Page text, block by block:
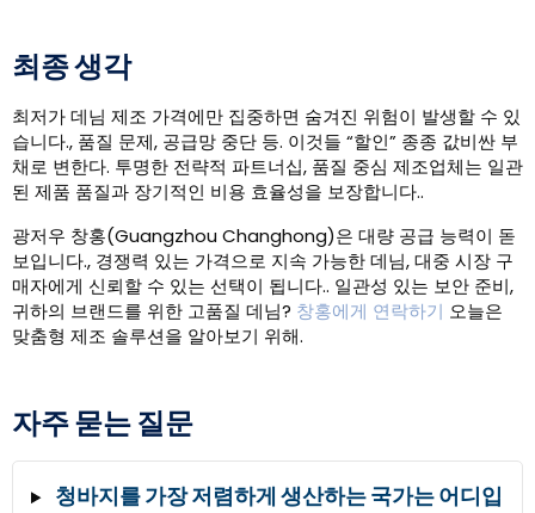
최종 생각
최저가 데님 제조 가격에만 집중하면 숨겨진 위험이 발생할 수 있
습니다., 품질 문제, 공급망 중단 등. 이것들 “할인” 종종 값비싼 부
채로 변한다. 투명한 전략적 파트너십, 품질 중심 제조업체는 일관
된 제품 품질과 장기적인 비용 효율성을 보장합니다..
광저우 창홍(Guangzhou Changhong)은 대량 공급 능력이 돋
보입니다., 경쟁력 있는 가격으로 지속 가능한 데님, 대중 시장 구
매자에게 신뢰할 수 있는 선택이 됩니다.. 일관성 있는 보안 준비,
귀하의 브랜드를 위한 고품질 데님? 창홍에게 연락하기 오늘은
맞춤형 제조 솔루션을 알아보기 위해.
자주 묻는 질문
청바지를 가장 저렴하게 생산하는 국가는 어디입